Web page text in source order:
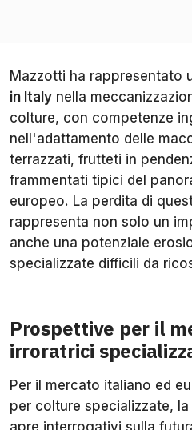
Mazzotti ha rappresentato
in Italy nella
colture, con competenze
nell'adattamento delle
terrazzati, frutteti in
frammentati tipici del
europeo. La perdita di
rappresenta non solo un
anche una potenziale
specializzate difficili da
Prospettive per il
irroratrici
Per il mercato italiano ed
per colture specializzate,
apre interrogativi sulla